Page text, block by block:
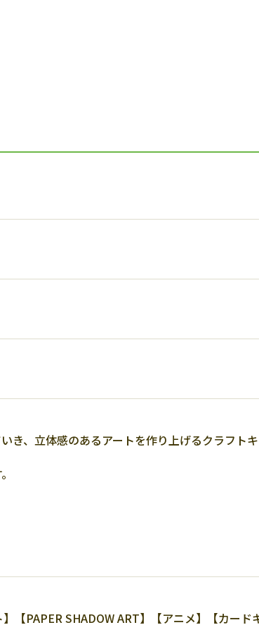
、立体感のあるアートを作り上げるクラフトキ
【PAPER SHADOW ART】【アニメ】【カード